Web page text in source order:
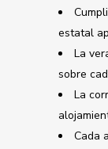
estatal
La
sobre
La
Cada